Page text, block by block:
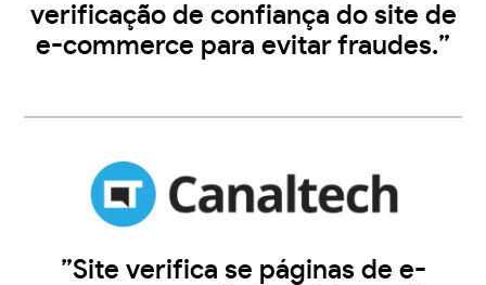
verificação de confiança do site de
e-commerce para evitar fraudes.”
”Site verifica se páginas de e-